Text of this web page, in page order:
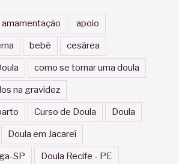
amamentação apoio
bebê cesárea
como se tornar uma doula
na gravidez
Curso de Doula Doula
Doula em Jacareí
SP Doula Recife - PE